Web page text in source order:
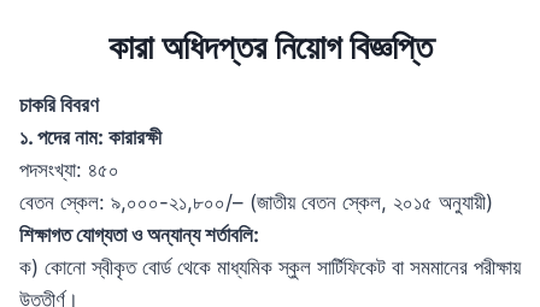
কারা অধিদপ্তর নিয়োগ বিজ্ঞপ্তি
চাকরি বিবরণ
১. পদের নাম: কারারক্ষী
পদসংখ্যা: ৪৫০
বেতন স্কেল: ৯,০০০-২১,৮০০/– (জাতীয় বেতন স্কেল, ২০১৫ অনুযায়ী)
শিক্ষাগত যোগ্যতা ও অন্যান্য শর্তাবলি:
ক) কোনো স্বীকৃত বোর্ড থেকে মাধ্যমিক স্কুল সার্টিফিকেট বা সমমানের পরীক্ষায়
উত্তীর্ণ।